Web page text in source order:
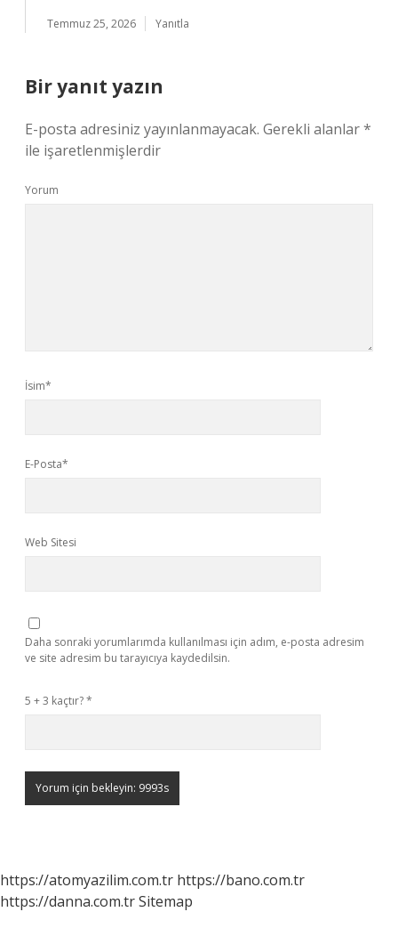
Temmuz 25, 2026 Yanıtla
Bir yanıt yazın
E-posta adresiniz yayınlanmayacak. Gerekli alanlar*
ile işaretlenmişlerdir
Yorum
İsim*
E-Posta*
Web Sitesi
Daha sonraki yorumlarımda kullanılması için adım, e-posta adresim
ve site adresim bu tarayıcıya kaydedilsin.
5 + 3 kaçtır?*
https://atomyazilim.com.tr https://bano.com.tr
https://danna.com.trSitemap